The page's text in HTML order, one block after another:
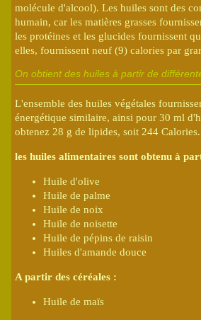
molécule d'alcool). Les huiles sont des
humain, car les matières grasses
les protéines et les glucides fournissent
elles, fournissent neuf (9) calories par
On obtient des huiles à partir de
L'ensemble des huiles végétales
énergétique similaire, ainsi pour 30 ml
obtenez 28 g de lipides, soit 244 Calories.
les huiles alimentaires sont obtenu à
Huile d'olive
Huile de palme
Huile de noix
Huile de noisette
Huile de pépins de raisin
Huiles d'amande douce
A partir des céréales :
Huile de maïs